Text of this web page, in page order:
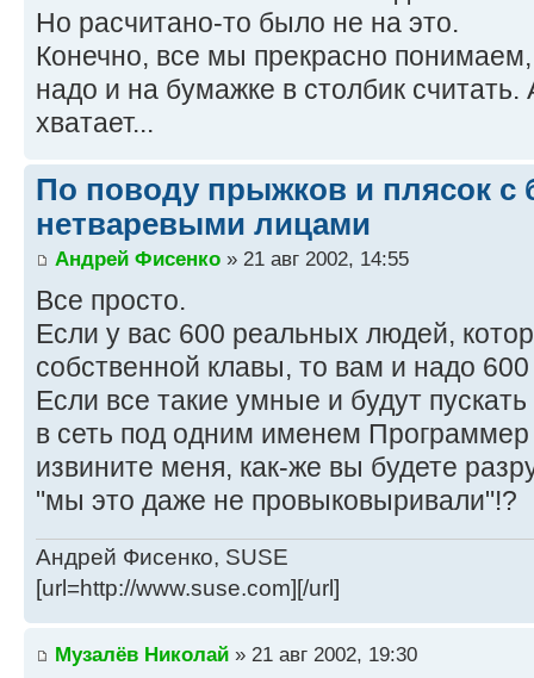
Но расчитано-то было не на это.
Конечно, все мы прекрасно
надо и на бумажке в столбик
хватает...
По поводу прыжков и плясок с
нетваревыми лицами
Андрей Фисенко » 21 авг 2002, 14:55
Все просто.
Если у вас 600 реальных людей,
собственной клавы, то вам и надо
Если все такие умные и будут
в сеть под одним именем Программер
извините меня, как-же вы будете
"мы это даже не провыковыривали"!?
Андрей Фисенко, SUSE
[url=http://www.suse.com][/url]
Музалёв Николай » 21 авг 2002, 19:30